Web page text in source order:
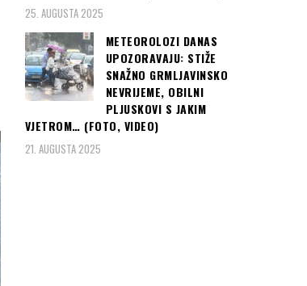
25. AUGUSTA 2025
METEOROLOZI DANAS
UPOZORAVAJU: STIŽE
SNAŽNO GRMLJAVINSKO
NEVRIJEME, OBILNI
PLJUSKOVI S JAKIM
VJETROM… (FOTO, VIDEO)
21. AUGUSTA 2025